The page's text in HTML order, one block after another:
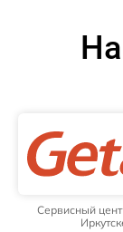
Сервисный